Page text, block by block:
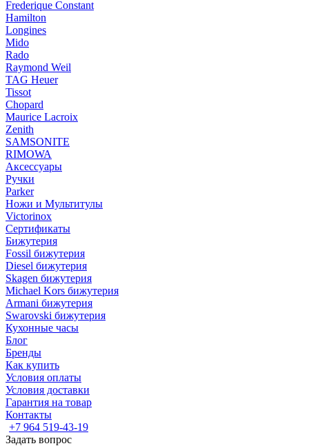
Frederique Constant
Hamilton
Longines
Mido
Rado
Raymond Weil
TAG Heuer
Tissot
Chopard
Maurice Lacroix
Zenith
SAMSONITE
RIMOWA
Аксессуары
Ручки
Parker
Ножи и Мультитулы
Victorinox
Сертификаты
Бижутерия
Fossil бижутерия
Diesel бижутерия
Skagen бижутерия
Michael Kors бижутерия
Armani бижутерия
Swarovski бижутерия
Кухонные часы
Блог
Бренды
Как купить
Условия оплаты
Условия доставки
Гарантия на товар
Контакты
+7 964 519-43-19
Задать вопрос